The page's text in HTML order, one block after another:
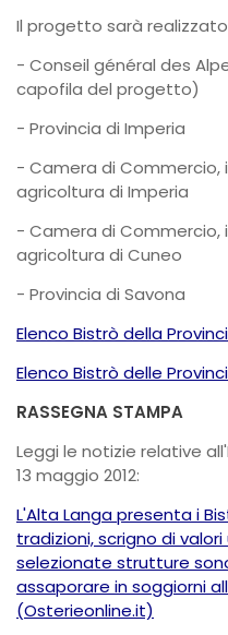
Il progetto sarà
- Conseil général des
capofila del progetto)
- Provincia di Imperia
- Camera di Commercio,
agricoltura di Imperia
- Camera di Commercio,
agricoltura di Cuneo
- Provincia di Savona
Elenco Bistrò della
Elenco Bistrò delle
RASSEGNA STAMPA
Leggi le notizie relative
13 maggio 2012:
L'Alta Langa presenta i
tradizioni, scrigno di
selezionate strutture
assaporare in soggiorni
(Osterieonline.it)